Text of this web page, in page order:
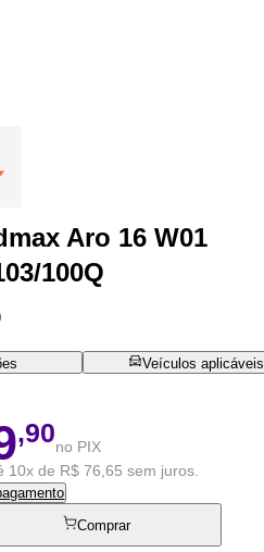
Aro 16 W01
100Q
Veículos aplicáveis
,90no PIX
10x de R$ 76,65 sem juros.
Comprar